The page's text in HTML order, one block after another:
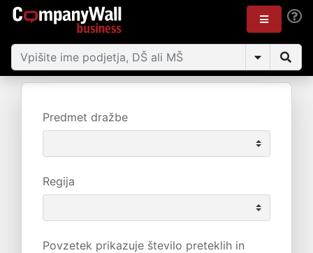
Predmet dražbe
Regija
Povzetek prikazuje število preteklih in